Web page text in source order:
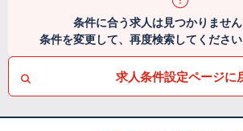
条件に合う求人は見つかりません
条件を変更して、再度検索してください
求人条件設定ページに